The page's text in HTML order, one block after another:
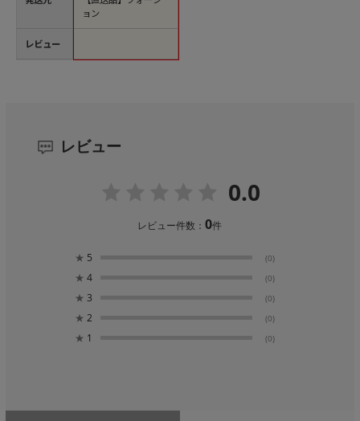
レビュー
ョン
レビュー
0.0
レビュー件数：0件
★ 5 (0)
★ 4 (0)
★ 3 (0)
★ 2 (0)
★ 1 (0)